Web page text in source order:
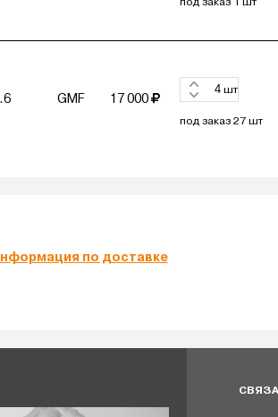
под заказ 1 шт
GMF 17 000
шт
под заказ 27 шт
по доставке